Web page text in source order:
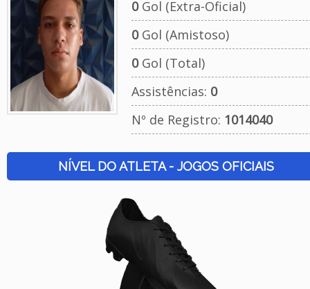
0Gol (Extra-Oficial)
0Gol (Amistoso)
0Gol (Total)
Assistências: 0
Nº de Registro: 1014040
NÍVEL DO ATLETA - JOGOS OFICIAIS